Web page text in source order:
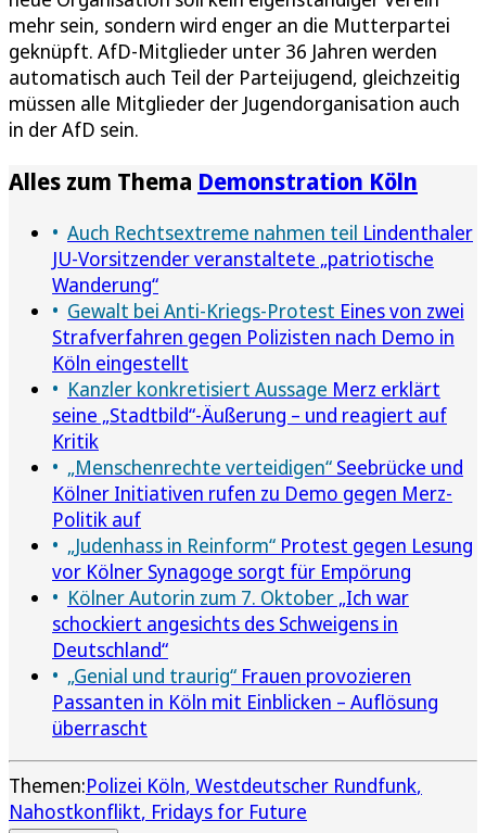
mehr sein, sondern wird enger an die Mutterpartei
geknüpft. AfD-Mitglieder unter 36 Jahren werden
automatisch auch Teil der Parteijugend, gleichzeitig
müssen alle Mitglieder der Jugendorganisation auch
in der AfD sein.
Alles zum Thema Demonstration Köln
Auch Rechtsextreme nahmen teil Lindenthaler
JU-Vorsitzender veranstaltete „patriotische
Wanderung“
Gewalt bei Anti-Kriegs-Protest Eines von zwei
Strafverfahren gegen Polizisten nach Demo in
Köln eingestellt
Kanzler konkretisiert Aussage Merz erklärt
seine „Stadtbild“-Äußerung – und reagiert auf
Kritik
„Menschenrechte verteidigen“ Seebrücke und
Kölner Initiativen rufen zu Demo gegen Merz-
Politik auf
„Judenhass in Reinform“ Protest gegen Lesung
vor Kölner Synagoge sorgt für Empörung
Kölner Autorin zum 7. Oktober „Ich war
schockiert angesichts des Schweigens in
Deutschland“
„Genial und traurig“ Frauen provozieren
Passanten in Köln mit Einblicken – Auflösung
überrascht
Themen:Polizei Köln Westdeutscher Rundfunk
Nahostkonflikt Fridays for Future